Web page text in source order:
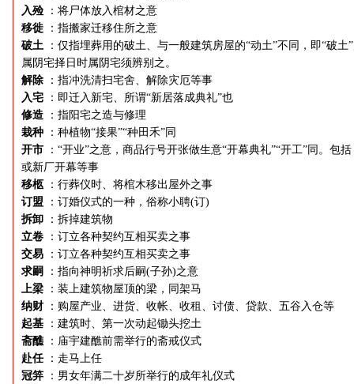
入殓
：将尸体放入棺材之意
移徙
：指搬家迁移住所之意
破土
：仅指埋葬用的破土、与一般建筑房屋的“动土”不同，即“破
属阴宅择日时属阴宅须辨别之。
解除
：指冲洗清扫宅舍、解除灾厄等事
入宅
：即迁入新宅、所谓“新居落成典礼”也
修造
：指阳宅之造与修理
栽种
：种植物“接果”“种田禾”同
开市
：“开业”之意，商品行号开张做生意“开幕典礼”“开工”同。
或新厂开幕等事
移柩
：行葬仪时、将棺木移出屋外之事
订盟
：订婚仪式的一种，俗称小聘(订)
拆卸
：拆掉建筑物
立卷
：订立各种契约互相买卖之事
交易
：订立各种契约互相买卖之事
求嗣
：指向神明祈求后嗣(子孙)之意
上梁
：装上建筑物屋顶的梁，同架马
纳财
：购屋产业、进货、收帐、收租、讨债、贷款、五谷入仓等
起基
：建筑时、第一次动起锄头挖土
斋醮 ：庙宇建醮前需举行的斋戒仪式
赴任 ：走马上任
冠笄
：男女年满二十岁所举行的成年礼仪式